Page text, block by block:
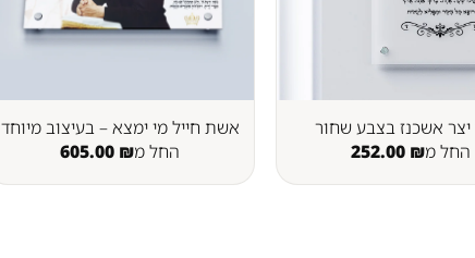
אשכנז בצבע שחור
החל מ
252.00 ₪
אשת חייל מי ימצא – בעיצוב מיוחד
החל מ
605.00 ₪